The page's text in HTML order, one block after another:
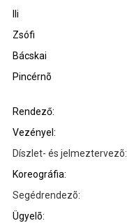
Ili
Zsófi
Bácskai
Pincérnõ
Rendező:
Vezényel:
Díszlet- és jelmeztervezõ:
Koreográfia:
Segédrendezõ:
Ügyelõ: